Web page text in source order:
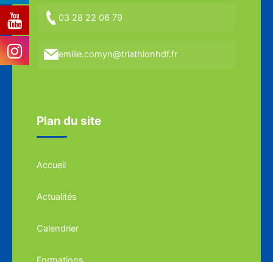
03 28 22 06 79
emilie.comyn@triathlonhdf.fr
Plan du site
Accueil
Actualités
Calendrier